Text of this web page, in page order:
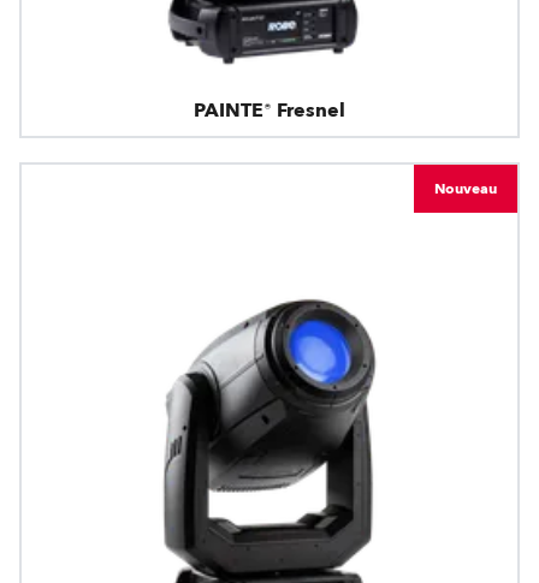
PAINTE® Fresnel
Nouveau